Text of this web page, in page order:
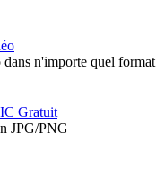
n'importe quel format
Gratuit
JPG/PNG